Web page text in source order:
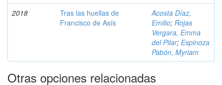
2018
Tras las huellas de
Francisco de Asís
Acosta Díaz,
Emilio; Rojas
Vergara, Emma
del Pilar; Espinoza
Pabón, Myriam
Otras opciones relacionadas